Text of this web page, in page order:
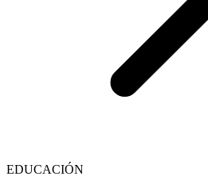
EDUCACIÓN